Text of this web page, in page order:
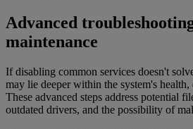
Advanced
maintenance
If disabling common services doesn't
may lie deeper within the system's
These advanced steps address potential
outdated drivers, and the possibility of